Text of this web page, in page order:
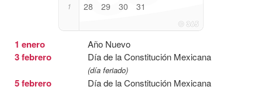
1 28 29 30 31
1 enero Año Nuevo
3 febrero Día de la Constitución Mexicana
(día feriado)
5 febrero Día de la Constitución Mexicana